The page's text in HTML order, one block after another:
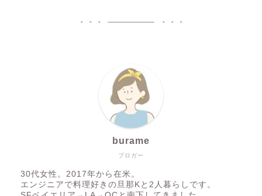
ブロガー
burame
30代女性。2017年から在米。
エンジニアで料理好きの旦那Kと2人暮らしです。